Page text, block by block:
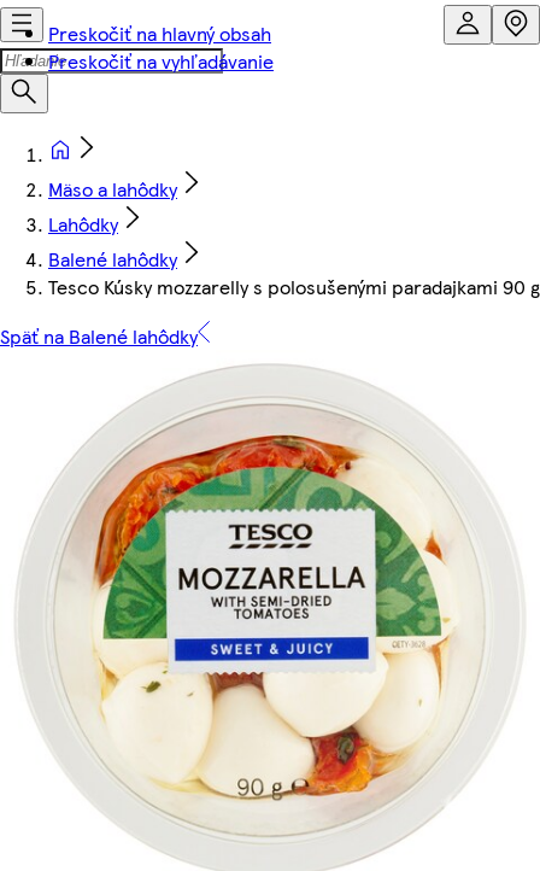
Preskočiť na hlavný obsah
Preskočiť na vyhľadávanie
Mäso a lahôdky
Lahôdky
Balené lahôdky
Tesco Kúsky mozzarelly s polosušenými paradajkami 90 g
Späť na Balené lahôdky